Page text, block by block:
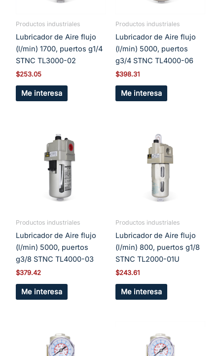
Productos industriales
Lubricador de Aire flujo
(l/min) 1700, puertos g1/4
STNC TL3000-02
$253.05
Me interesa
Productos industriales
Lubricador de Aire flujo
(l/min) 5000, puertos
g3/4 STNC TL4000-06
$398.31
Me interesa
Productos industriales
Lubricador de Aire flujo
(l/min) 5000, puertos
g3/8 STNC TL4000-03
$379.42
Me interesa
Productos industriales
Lubricador de Aire flujo
(l/min) 800, puertos g1/8
STNC TL2000-01U
$243.61
Me interesa